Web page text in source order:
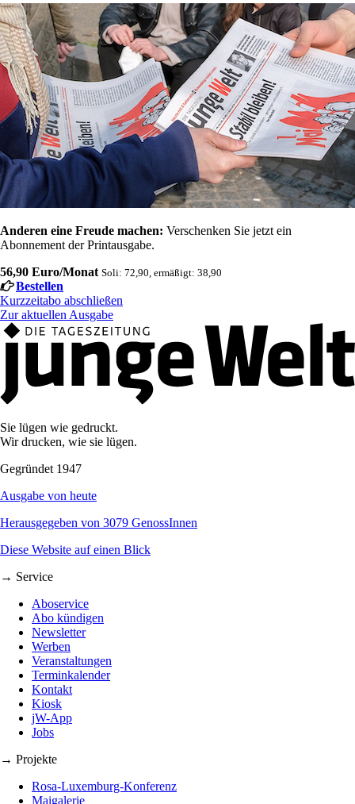
Anderen eine Freude machen: Verschenken Sie jetzt ein
Abonnement der Printausgabe.
56,90 Euro/Monat Soli: 72,90, ermäßigt: 38,90
Bestellen
Kurzzeitabo abschließen
Zur aktuellen Ausgabe
Sie lügen wie gedruckt.
Wir drucken, wie sie lügen.
Gegründet 1947
Ausgabe von heute
Herausgegeben von 3079 GenossInnen
Diese Website auf einen Blick
→ Service
Aboservice
Abo kündigen
Newsletter
Werben
Veranstaltungen
Terminkalender
Kontakt
Kiosk
jW-App
Jobs
→ Projekte
Rosa-Luxemburg-Konferenz
Maigalerie